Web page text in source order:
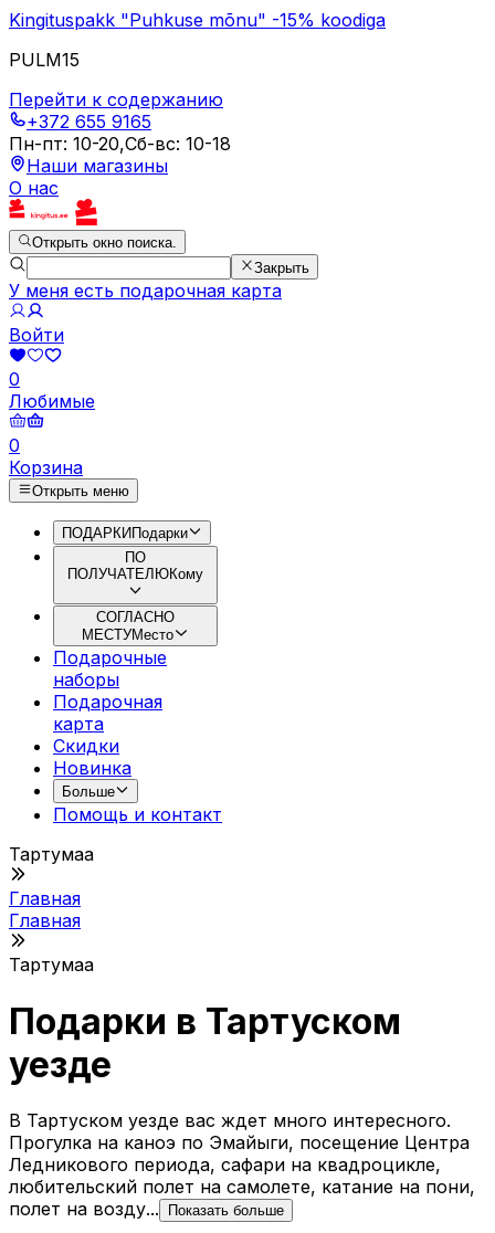
Kingituspakk "Puhkuse mõnu" -15% koodiga
PULM15
Перейти к содержанию
+372 655 9165
Пн-пт: 10-20,Сб-вс: 10-18
Наши магазины
О нас
Открыть окно поиска.
Закрыть
У меня есть подарочная карта
Войти
0
Любимые
0
Корзина
Открыть меню
ПОДАРКИ Подарки
ПО
ПОЛУЧАТЕЛЮКому
СОГЛАСНО
МЕСТУМесто
Подарочные
наборы
Подарочная
картa
Скидки
Новинка
Больше
Помощь и контакт
Тартумаа
Главная
Главная
Тартумаа
Подарки в Тартуском
уезде
В Тартуском уезде вас ждет много интересного.
Прогулка на каноэ по Эмайыги, посещение Центра
Ледникового периода, сафари на квадроцикле,
любительский полет на самолете, катание на пони,
полет на возду...
Показать больше